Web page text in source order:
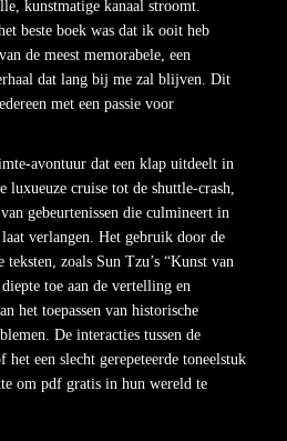
kunstmatige kanaal stroomt.
beste boek was dat ik ooit heb
de meest memorabele, een
dat lang bij me zal blijven. Dit
met een passie voor
avontuur dat een klap uitdeelt in
luxueuze cruise tot de shuttle-crash,
gebeurtenissen die culmineert in
verlangen. Het gebruik door de
teksten, zoals Sun Tzu’s “Kunst van
toe aan de vertelling en
het toepassen van historische
De interacties tussen de
het een slecht gerepeteerde toneelstuk
om pdf gratis in hun wereld te